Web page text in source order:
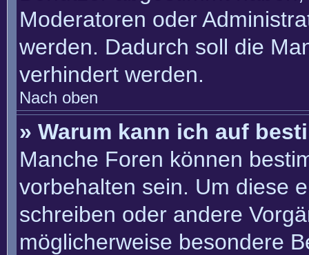
Moderatoren oder
werden. Dadurch soll die
verhindert werden.
Nach oben
» Warum kann ich auf
Manche Foren können
vorbehalten sein. Um diese
schreiben oder andere
möglicherweise besondere